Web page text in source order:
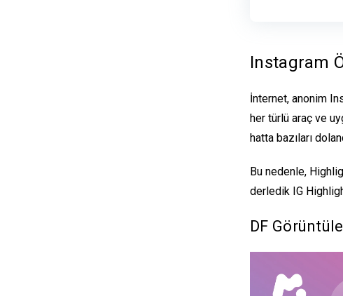
Instagram
İnternet, anonim
her türlü araç ve
hatta bazıları
Bu nedenle,
derledik IG
DF